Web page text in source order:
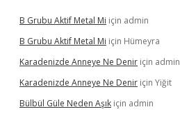
B Grubu Aktif Metal Mi için admin
B Grubu Aktif Metal Mi için Hümeyra
Karadenizde Anneye Ne Denir için admin
Karadenizde Anneye Ne Denir için Yiğit
Bülbül Güle Neden Aşık için admin